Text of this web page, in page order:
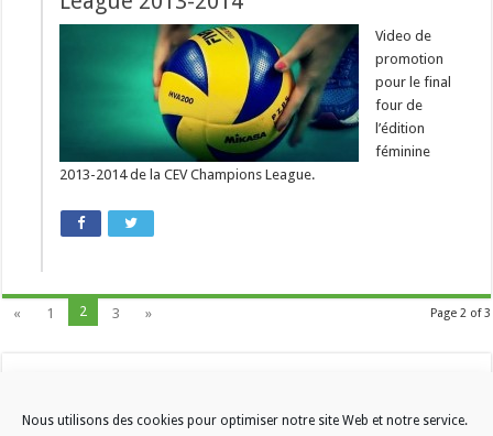
Nous utilisons des cookies pour optimiser notre site Web et notre service.
Video de
promotion
pour le final
four de
l’édition
féminine
2013-2014 de la CEV Champions League.
Page 2 of 3
« 1 2 3 »